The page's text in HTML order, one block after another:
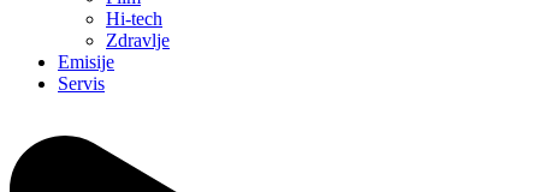
Hi-tech
Zdravlje
Emisije
Servis